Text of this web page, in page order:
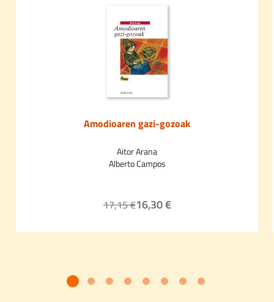
Amodioaren gazi-gozoak
Aitor Arana
Alberto Campos
17,15 €16,30 €